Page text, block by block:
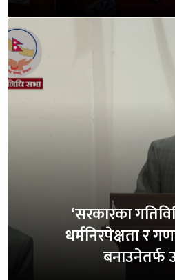
‘सरकारका
धर्मनिरपेक्षता र
बनाउनेतर्फ